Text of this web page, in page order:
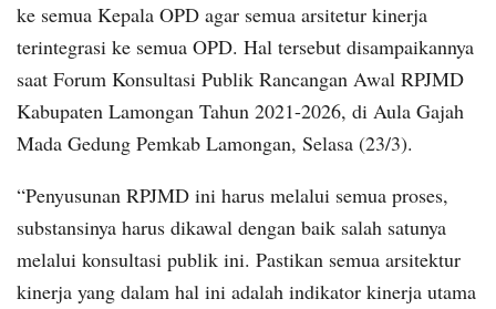
ke semua Kepala OPD agar semua arsitetur kinerja
terintegrasi ke semua OPD. Hal tersebut disampaikannya
saat Forum Konsultasi Publik Rancangan Awal RPJMD
Kabupaten Lamongan Tahun 2021-2026, di Aula Gajah
Mada Gedung Pemkab Lamongan, Selasa (23/3).
“Penyusunan RPJMD ini harus melalui semua proses,
substansinya harus dikawal dengan baik salah satunya
melalui konsultasi publik ini. Pastikan semua arsitektur
kinerja yang dalam hal ini adalah indikator kinerja utama